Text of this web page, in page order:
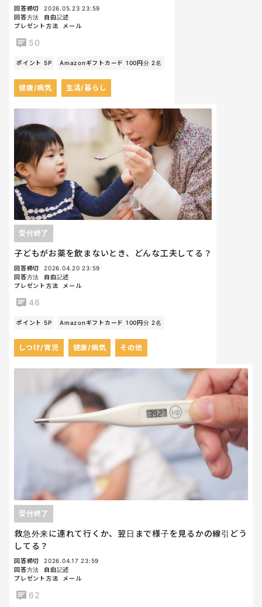
回答締切
2026.05.23 23:59
回答方法
自由記述
プレゼント方法
メール
50
ポイント 5P Amazonギフトカード 100円分 2名
健康/病気 生活/暮らし
子どもがお薬を飲まないとき、どんな工夫してる？
受付終了
回答締切
2026.04.20 23:59
回答方法
自由記述
プレゼント方法
メール
46
ポイント 5P Amazonギフトカード 100円分 2名
しつけ/育児 健康/病気 その他
救急外来に連れて行くか、翌日まで様子を見るかの線引どう
してる？
受付終了
回答締切
2026.04.17 23:59
回答方法
自由記述
プレゼント方法
メール
62